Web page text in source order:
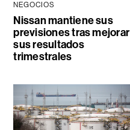
NEGOCIOS
Nissan mantiene sus
previsiones tras mejorar
sus resultados
trimestrales